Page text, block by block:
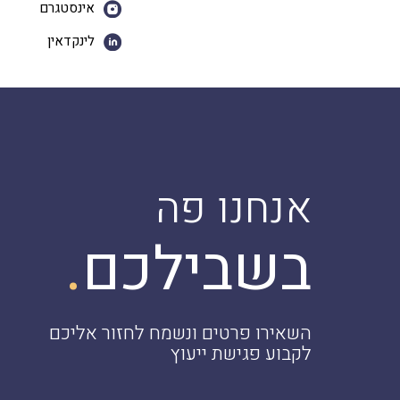
אינסטגרם
לינקדאין
אנחנו פה
בשבילכם.
השאירו פרטים ונשמח לחזור אליכם
לקבוע פגישת ייעוץ